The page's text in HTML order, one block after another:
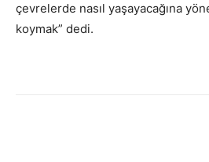
çevrelerde nasıl yaşayacağına
koymak” dedi.